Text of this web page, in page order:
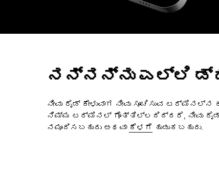
ನನ್ನನ್ನು ಎಲ್ಲಿ
ನೀವು ರೈಡ್‌ ಕೇಳುವಾಗ ನೀವು ಸೂಚಿಸುವ
ನಿಮ್ಮ ಟರ್ಮಿನಲ್ ಗೊತ್ತಿಲ್ಲದಿದ್ದರೆ, ನೀವು ರೈಡ್‌
ನಮೂದಿಸಬಹುದು ಅಥವಾ ಕೆಳಗೆ ಹುಡುಕಬಹುದು.